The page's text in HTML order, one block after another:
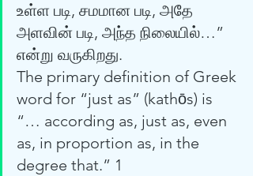
உள்ள படி, சமமான படி, அதே
அளவின் படி, அந்த நிலையில்…”
என்று வருகிறது.
The primary definition of Greek
word for “just as” (kathōs) is
“… according as, just as, even
as, in proportion as, in the
degree that.” 1